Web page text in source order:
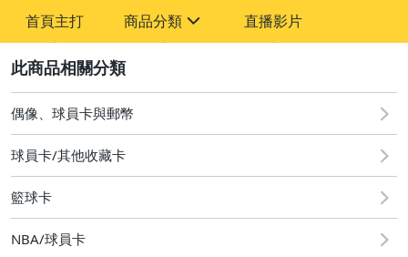
首頁主打 商品分類
偶像、球員卡與郵幣
直播影片
偶像、球員卡與郵幣
球員卡/其他收藏卡
籃球卡
NBA/球員卡